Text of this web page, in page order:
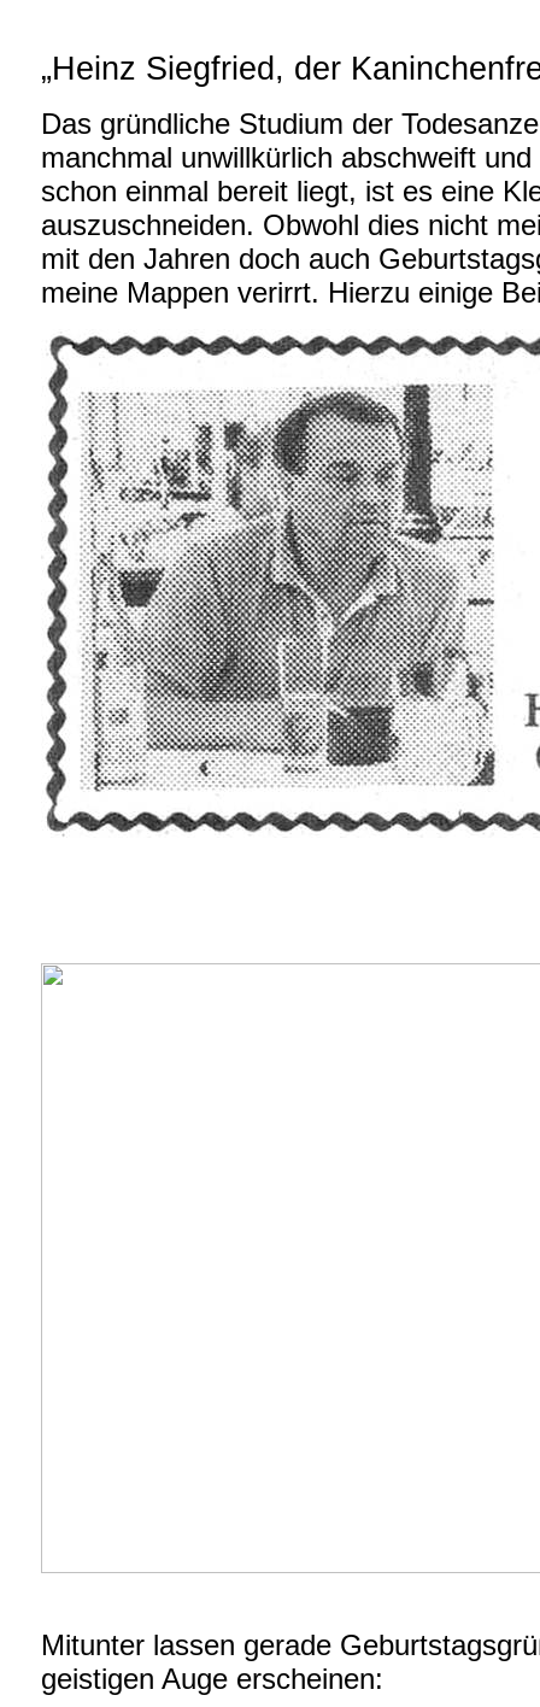
„Heinz Siegfried, der
Das gründliche Studium der
manchmal unwillkürlich abschweift
schon einmal bereit liegt, ist es eine
auszuschneiden. Obwohl dies nicht
mit den Jahren doch auch
meine Mappen verirrt. Hierzu einige
Mitunter lassen gerade
geistigen Auge erscheinen: